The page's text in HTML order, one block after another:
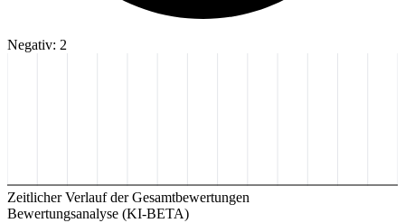
Negativ: 2
Zeitlicher Verlauf der Gesamtbewertungen
Bewertungsanalyse (KI-BETA)